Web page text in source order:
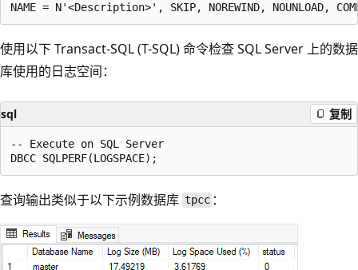
使用以下 Transact-SQL (T-SQL) 命令检查 SQL Server 上的数据
库使用的日志空间：
sql 复制
-- Execute on SQL Server
查询输出类似于以下示例数据库 tpcc ：